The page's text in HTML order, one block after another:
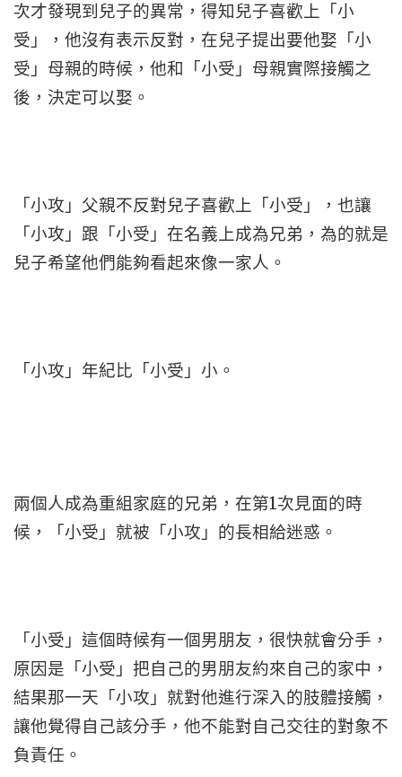
次才發現到兒子的異常，得知兒子喜歡上「小
受」，他沒有表示反對，在兒子提出要他娶「小
受」母親的時候，他和「小受」母親實際接觸之
後，決定可以娶。
「小攻」父親不反對兒子喜歡上「小受」，也讓
「小攻」跟「小受」在名義上成為兄弟，為的就是
兒子希望他們能夠看起來像一家人。
「小攻」年紀比「小受」小。
兩個人成為重組家庭的兄弟，在第1次見面的時
候，「小受」就被「小攻」的長相給迷惑。
「小受」這個時候有一個男朋友，很快就會分手，
原因是「小受」把自己的男朋友約來自己的家中，
結果那一天「小攻」就對他進行深入的肢體接觸，
讓他覺得自己該分手，他不能對自己交往的對象不
負責任。